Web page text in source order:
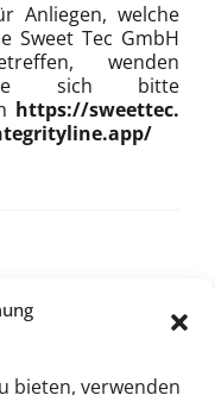
bieten, verwenden
Anliegen, welche
Sweet Tec GmbH
wenden
sich bitte
https://sweettec.